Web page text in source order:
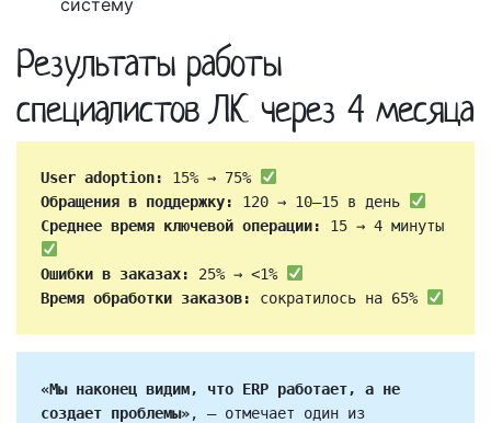
Результаты работы
специалистов ЛК через 4 месяца
User adoption:
15% → 75%
Обращения в поддержку:
120 → 10–15 в день
Среднее время ключевой операции:
Ошибки в заказах:
25% → <1%
Время обработки заказов:
сократилось на 65%
«Мы наконец видим, что ERP работает, а не
создает проблемы», – отмечает один из